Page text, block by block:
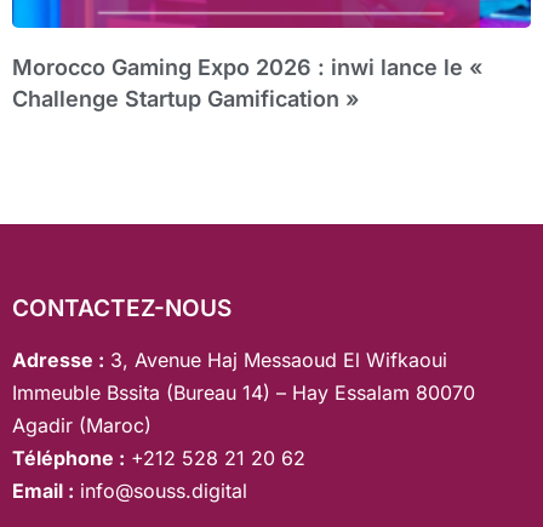
Morocco Gaming Expo 2026 : inwi lance le «
Challenge Startup Gamification »
CONTACTEZ-NOUS
Adresse : 3, Avenue Haj Messaoud El Wifkaoui
Immeuble Bssita (Bureau 14) – Hay Essalam 80070
Agadir (Maroc)
Téléphone : +212 528 21 20 62
Email : info@souss.digital